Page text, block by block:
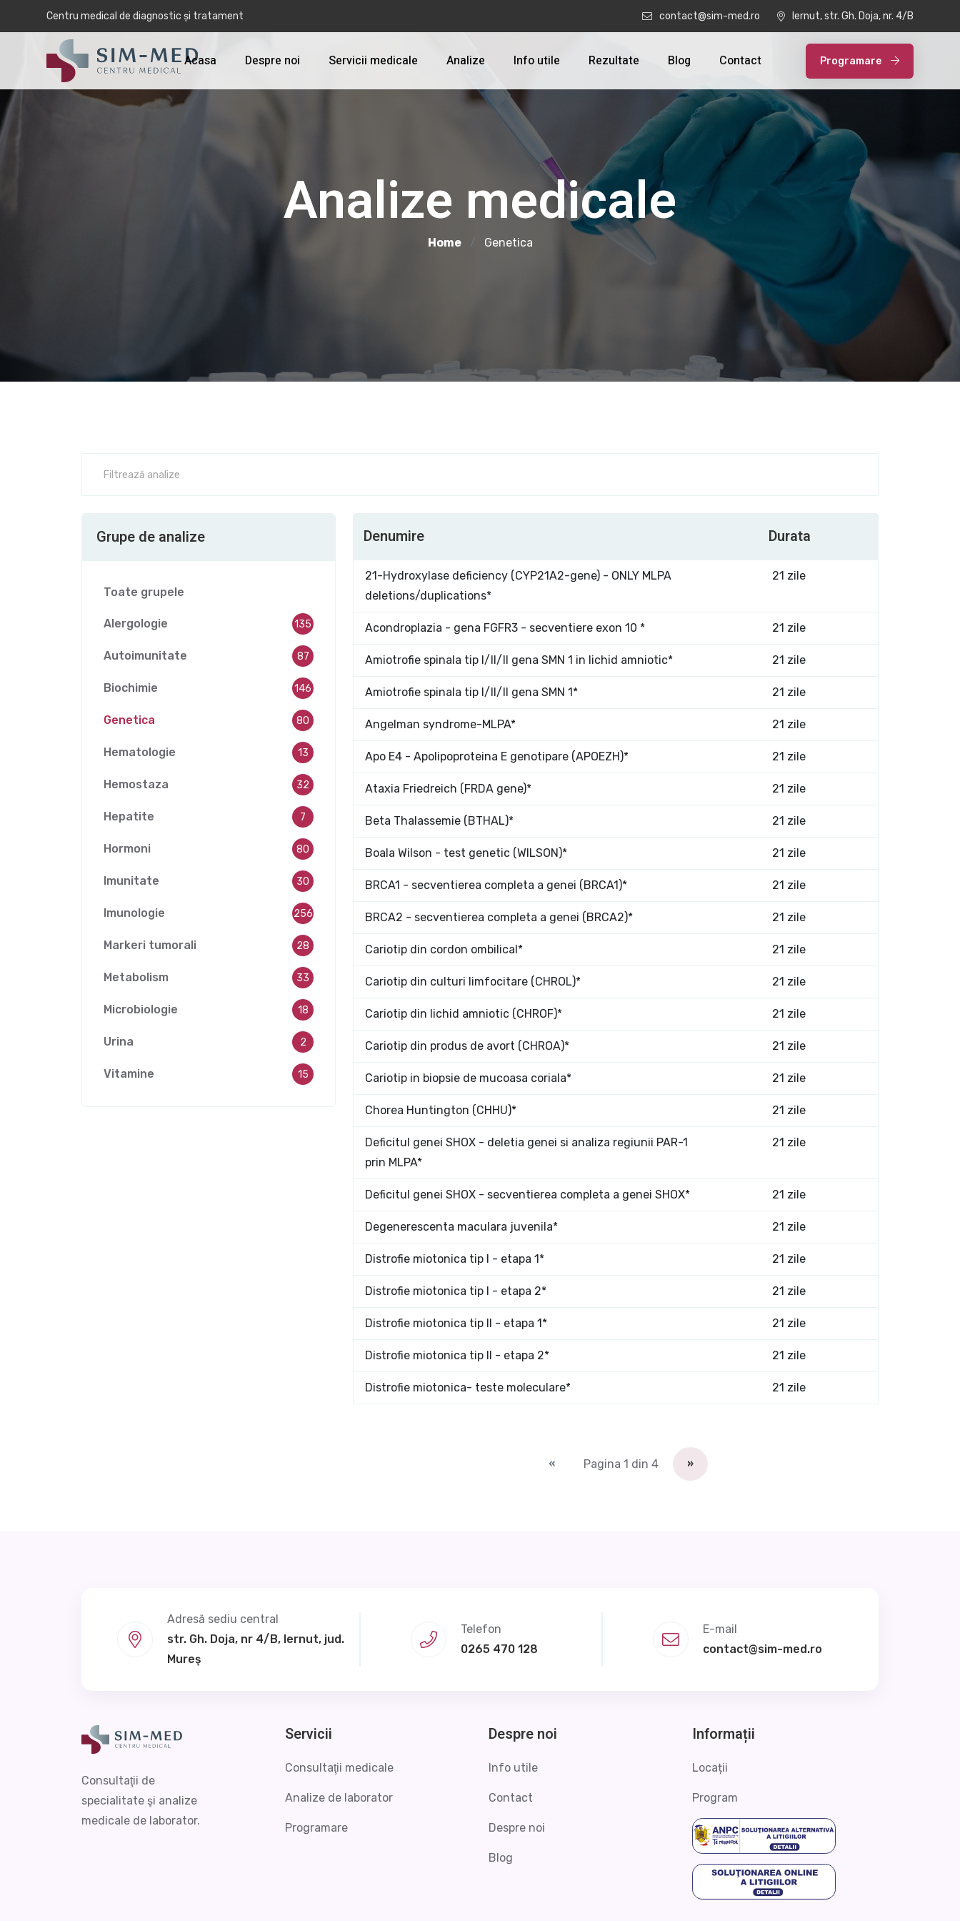
Centru medical de diagnostic și tratament contact@sim-med.ro Iernut, str. Gh. Doja, nr. 4/B
Acasa Despre noi Servicii medicale Analize Info utile Rezultate Blog Contact Programare
Analize medicale
Home Genetica
Grupe de analize
Toate grupele
Alergologie 135
Autoimunitate 87
Biochimie 146
Genetica 80
Hematologie 13
Hemostaza 32
Hepatite 7
Hormoni 80
Imunitate 30
Imunologie 256
Markeri tumorali 28
Metabolism 33
Microbiologie 18
Urina 2
Vitamine 15
Denumire Durata
21-Hydroxylase deficiency (CYP21A2-gene) - ONLY MLPA
deletions/duplications*
21 zile
Acondroplazia - gena FGFR3 - secventiere exon 10 * 21 zile
Amiotrofie spinala tip I/II/II gena SMN 1 in lichid amniotic* 21 zile
Amiotrofie spinala tip I/II/II gena SMN 1* 21 zile
Angelman syndrome-MLPA* 21 zile
Apo E4 - Apolipoproteina E genotipare (APOEZH)* 21 zile
Ataxia Friedreich (FRDA gene)* 21 zile
Beta Thalassemie (BTHAL)* 21 zile
Boala Wilson - test genetic (WILSON)* 21 zile
BRCA1 - secventierea completa a genei (BRCA1)* 21 zile
BRCA2 - secventierea completa a genei (BRCA2)* 21 zile
Cariotip din cordon ombilical* 21 zile
Cariotip din culturi limfocitare (CHROL)* 21 zile
Cariotip din lichid amniotic (CHROF)* 21 zile
Cariotip din produs de avort (CHROA)* 21 zile
Cariotip in biopsie de mucoasa coriala* 21 zile
Chorea Huntington (CHHU)* 21 zile
Deficitul genei SHOX - deletia genei si analiza regiunii PAR-1
prin MLPA*
21 zile
Deficitul genei SHOX - secventierea completa a genei SHOX* 21 zile
Degenerescenta maculara juvenila* 21 zile
Distrofie miotonica tip I - etapa 1* 21 zile
Distrofie miotonica tip I - etapa 2* 21 zile
Distrofie miotonica tip II - etapa 1* 21 zile
Distrofie miotonica tip II - etapa 2* 21 zile
Distrofie miotonica- teste moleculare* 21 zile
« Pagina 1 din 4 »
Adresă sediu central
str. Gh. Doja, nr 4/B, Iernut, jud.
Mureş
Telefon
0265 470 128
E-mail
contact@sim-med.ro
Consultaţii de
specialitate şi analize
medicale de laborator.
Servicii
Consultaţii medicale
Analize de laborator
Programare
Despre noi
Info utile
Contact
Despre noi
Blog
Informații
Locații
Program